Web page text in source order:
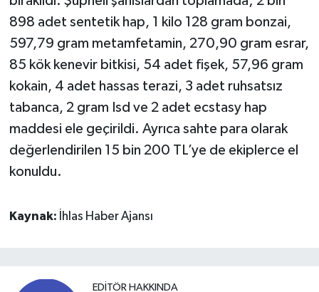
898 adet sentetik hap, 1 kilo 128 gram bonzai,
597,79 gram metamfetamin, 270,90 gram esrar,
85 kök kenevir bitkisi, 54 adet fişek, 57,96 gram
kokain, 4 adet hassas terazi, 3 adet ruhsatsız
tabanca, 2 gram Isd ve 2 adet ecstasy hap
maddesi ele geçirildi. Ayrıca sahte para olarak
değerlendirilen 15 bin 200 TL’ye de ekiplerce el
konuldu.
Kaynak: İhlas Haber Ajansı
EDITÖR HAKKINDA